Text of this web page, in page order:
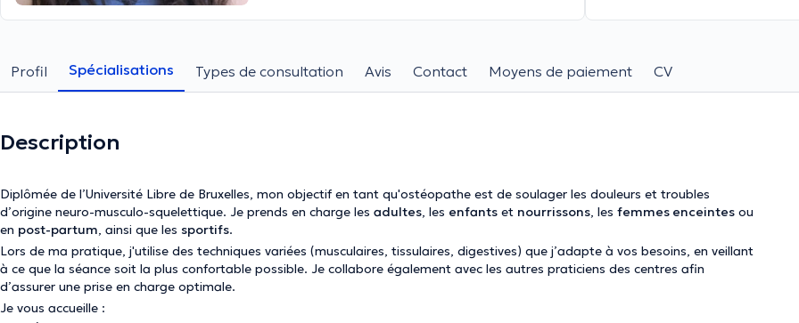
Profil Spécialisations Types de consultation Avis Contact Moyens de paiement CV
Description
Diplômée de l’Université Libre de Bruxelles, mon objectif en tant qu'ostéopathe est de soulager les douleurs et troubles
d’origine neuro-musculo-squelettique. Je prends en charge les adultes, les enfants et nourrissons, les femmes enceintes ou
en post-partum, ainsi que les sportifs.
Lors de ma pratique, j'utilise des techniques variées (musculaires, tissulaires, digestives) que j’adapte à vos besoins, en veillant
à ce que la séance soit la plus confortable possible. Je collabore également avec les autres praticiens des centres afin
d’assurer une prise en charge optimale.
Je vous accueille :